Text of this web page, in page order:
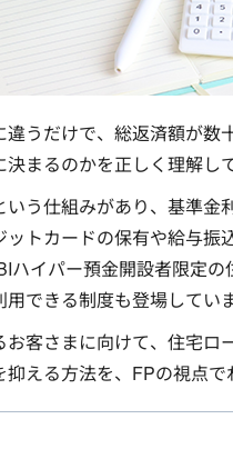
うだけで、総返済額が
まるのかを正しく理解し
う仕組みがあり、基準
トカードの保有や給与
イパー預金開設者限定
できる制度も登場していま
客さまに向けて、住宅
える方法を、FPの視点で